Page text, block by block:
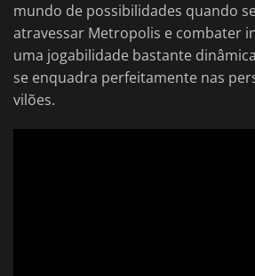
mundo de possibilidades quando
atravessar Metropolis e combater
uma jogabilidade bastante
se enquadra perfeitamente nas
vilões.